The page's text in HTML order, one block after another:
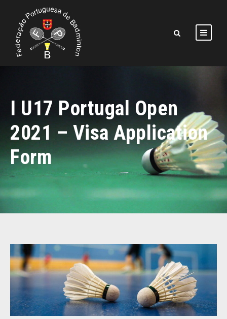
I U17 Portugal Open
2021 – Visa Application
Form